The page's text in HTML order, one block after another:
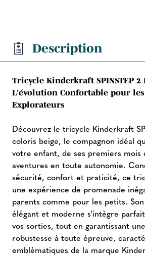
Description
Tricycle Kinderkraft SPINSTEP 2
L'évolution Confortable pour
Explorateurs
Découvrez le tricycle Kinderkraft
coloris beige, le compagnon idéal
votre enfant, de ses premiers mois
aventures en toute autonomie.
sécurité, confort et praticité, ce
une expérience de promenade
parents comme pour les petits.
élégant et moderne s'intègre
vos sorties, tout en garantissant
robustesse à toute épreuve,
emblématiques de la marque